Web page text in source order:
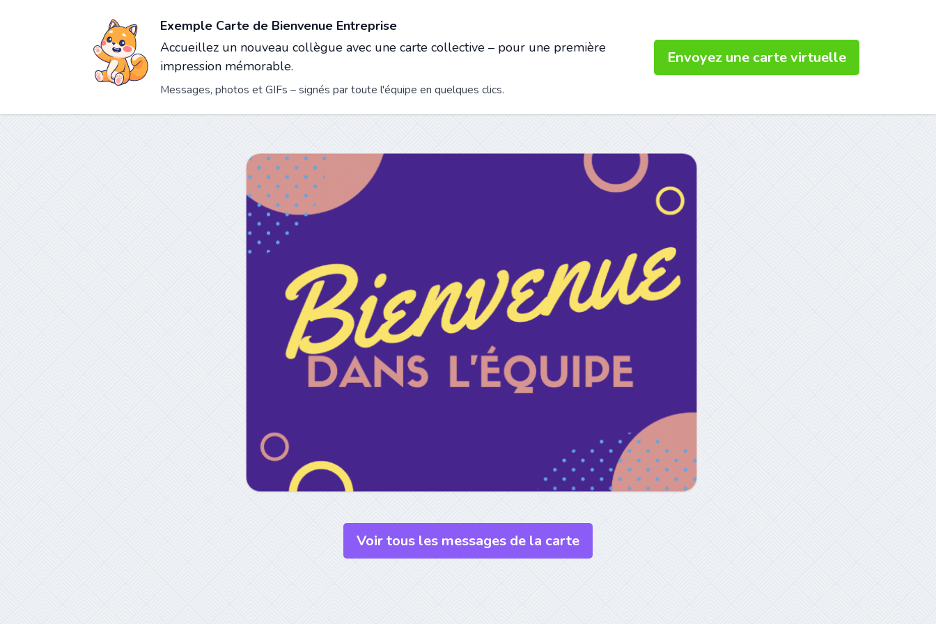
Exemple Carte de Bienvenue Entreprise
Accueillez un nouveau collègue avec une carte collective – pour une première
impression mémorable.
Messages, photos et GIFs – signés par toute l'équipe en quelques clics.
Envoyez une carte virtuelle
Voir tous les messages de la carte